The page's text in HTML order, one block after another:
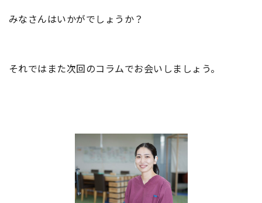
みなさんはいかがでしょうか？
それではまた次回のコラムでお会いしましょう。